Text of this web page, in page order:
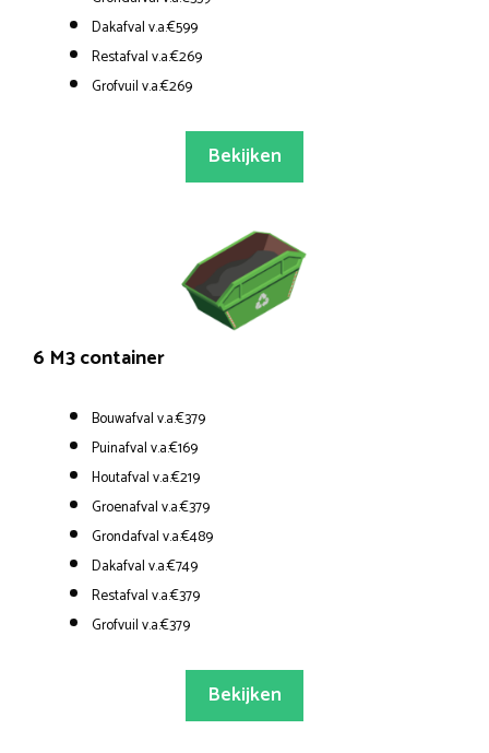
Dakafval v.a.€599
Restafval v.a.€269
Grofvuil v.a.€269
Bekijken
6 M3 container
Bouwafval v.a.€379
Puinafval v.a.€169
Houtafval v.a.€219
Groenafval v.a.€379
Grondafval v.a.€489
Dakafval v.a.€749
Restafval v.a.€379
Grofvuil v.a.€379
Bekijken